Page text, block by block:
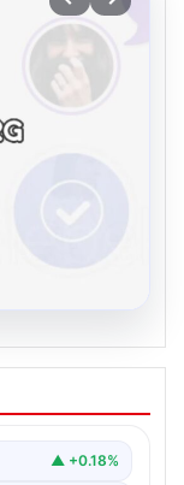
Dijital
bağlantı
▲ +0.18%